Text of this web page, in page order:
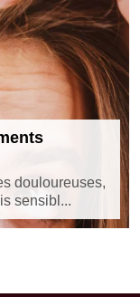
douloureuses,
sensibl...